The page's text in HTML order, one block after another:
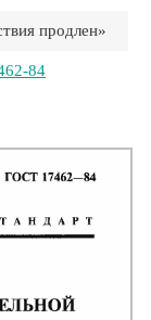
продлен»
84